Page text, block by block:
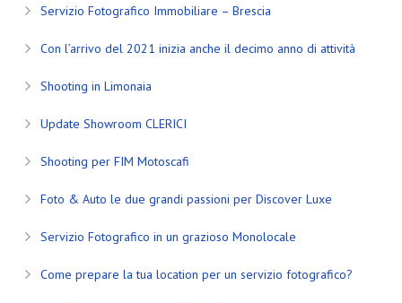
Servizio Fotografico Immobiliare – Brescia
Con l’arrivo del 2021 inizia anche il decimo anno di attività
Shooting in Limonaia
Update Showroom CLERICI
Shooting per FIM Motoscafi
Foto & Auto le due grandi passioni per Discover Luxe
Servizio Fotografico in un grazioso Monolocale
Come prepare la tua location per un servizio fotografico?